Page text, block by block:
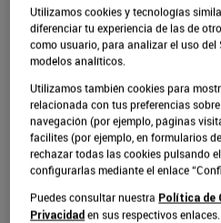
asumir los retos que estos
aprender a reconocer y
BANI y hacer de la resiliencia
Las transformaciones en el
prospectiva que esté a la
mundo de máxima fragilidad
donde no hay un criterio de
desconcierto.
Utilizamos cookies y tecnologías
diferenciar tu experiencia de las de
como usuario, para analizar el uso del
modelos analíticos.
Utilizamos también cookies para
relacionada con tus preferencias
navegación (por ejemplo, páginas
facilites (por ejemplo, en formularios
rechazar todas las cookies pulsando
configurarlas mediante el enlace
Puedes consultar nuestra Política de
Privacidad en sus respectivos enlaces.